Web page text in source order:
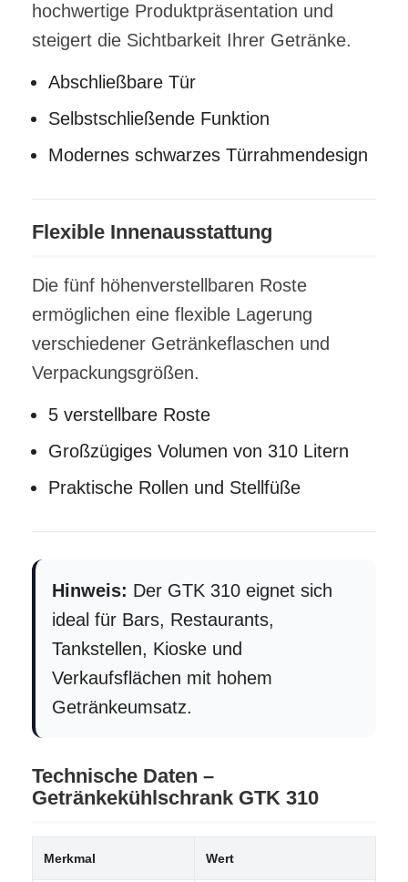
hochwertige Produktpräsentation und
steigert die Sichtbarkeit Ihrer Getränke.
Abschließbare Tür
Selbstschließende Funktion
Modernes schwarzes Türrahmendesign
Flexible Innenausstattung
Die fünf höhenverstellbaren Roste
ermöglichen eine flexible Lagerung
verschiedener Getränkeflaschen und
Verpackungsgrößen.
5 verstellbare Roste
Großzügiges Volumen von 310 Litern
Praktische Rollen und Stellfüße
Hinweis: Der GTK 310 eignet sich
ideal für Bars, Restaurants,
Tankstellen, Kioske und
Verkaufsflächen mit hohem
Getränkeumsatz.
Technische Daten –
Getränkekühlschrank GTK 310
Merkmal Wert